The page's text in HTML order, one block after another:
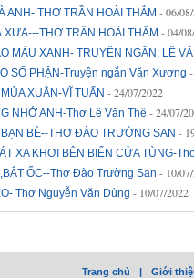
ANH- THƠ TRẦN HOÀI THẮM - 06/
XƯA---THƠ TRẦN HOÀI THẮM - 04/
MÀU XANH- TRUYÊN NGẮN: LÊ
SỐ PHẬN-Truyện ngắn Văn Xương
XUÂN-VĨ TUẤN - 24/07/2022
NHỚ ANH-Thơ Lê Văn Thê - 24/07/
BÈ--THƠ ĐÀO TRƯỜNG SAN -
XA KHƠI BÊN BIỂN CỬA TÙNG-
ỐC--Thơ Đào Trường San - 10/
Thơ Nguyễn Văn Dùng - 10/07/2022
Trang chủ | Giới